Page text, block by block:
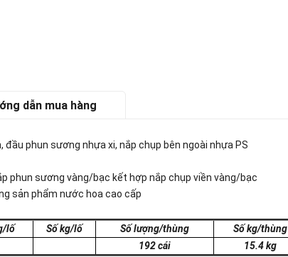
dẫn mua hàng
phun sương nhựa xi, nắp chụp bên ngoài nhựa PS
phun sương vàng/bạc kết hợp nắp chụp viền vàng/bạc
sản phẩm nước hoa cao cấp
lố
Số kg/lố Số lượng/thùng Số kg/thùng
192 cái 15.4 kg